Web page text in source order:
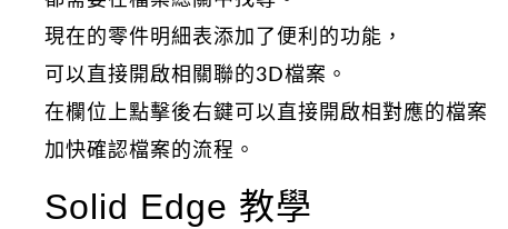
現在的零件明細表添加了便利的功能，
可以直接開啟相關聯的3D檔案。
在欄位上點擊後右鍵可以直接開啟相對應的檔案
加快確認檔案的流程。
Solid Edge 教學